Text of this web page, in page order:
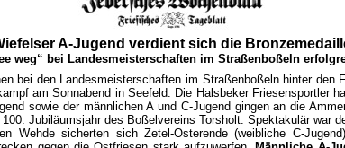
A-Jugend verdient sich die
weg“ bei Landesmeisterschaften im Straßenboßeln
bei den Landesmeisterschaften im Straßenboßeln hinter
am Sonnabend in Seefeld. Die Halsbeker Friesensportler
sowie der männlichen A und C-Jugend gingen an die
Jubiläumsjahr des Boßelvereins Torsholt. Spektakulär war
Wehde sicherten sich Zetel-Osterende (weibliche C-